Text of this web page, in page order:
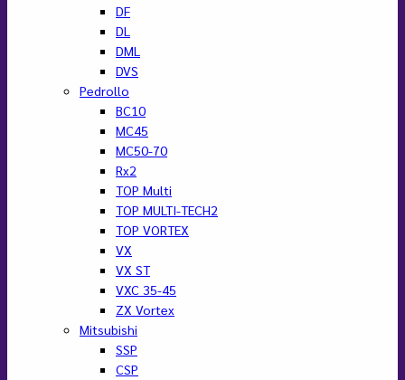
DF
DL
DML
DVS
Pedrollo
BC10
MC45
MC50-70
Rx2
TOP Multi
TOP MULTI-TECH2
TOP VORTEX
VX
VX ST
VXC 35-45
ZX Vortex
Mitsubishi
SSP
CSP